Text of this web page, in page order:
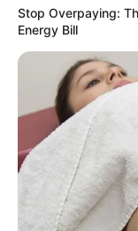
Stop Overpaying:
Energy Bill